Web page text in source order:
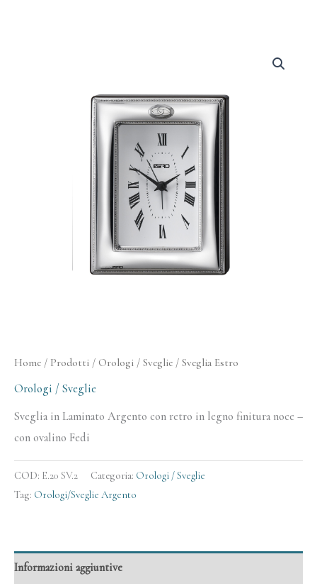
Home / Prodotti / Orologi / Sveglie / Sveglia Estro
Orologi / Sveglie
Sveglia in Laminato Argento con retro in legno finitura noce –
con ovalino Fedi
COD: E.20 SV.2 Categoria: Orologi / Sveglie
Tag: Orologi/Sveglie Argento
Informazioni aggiuntive